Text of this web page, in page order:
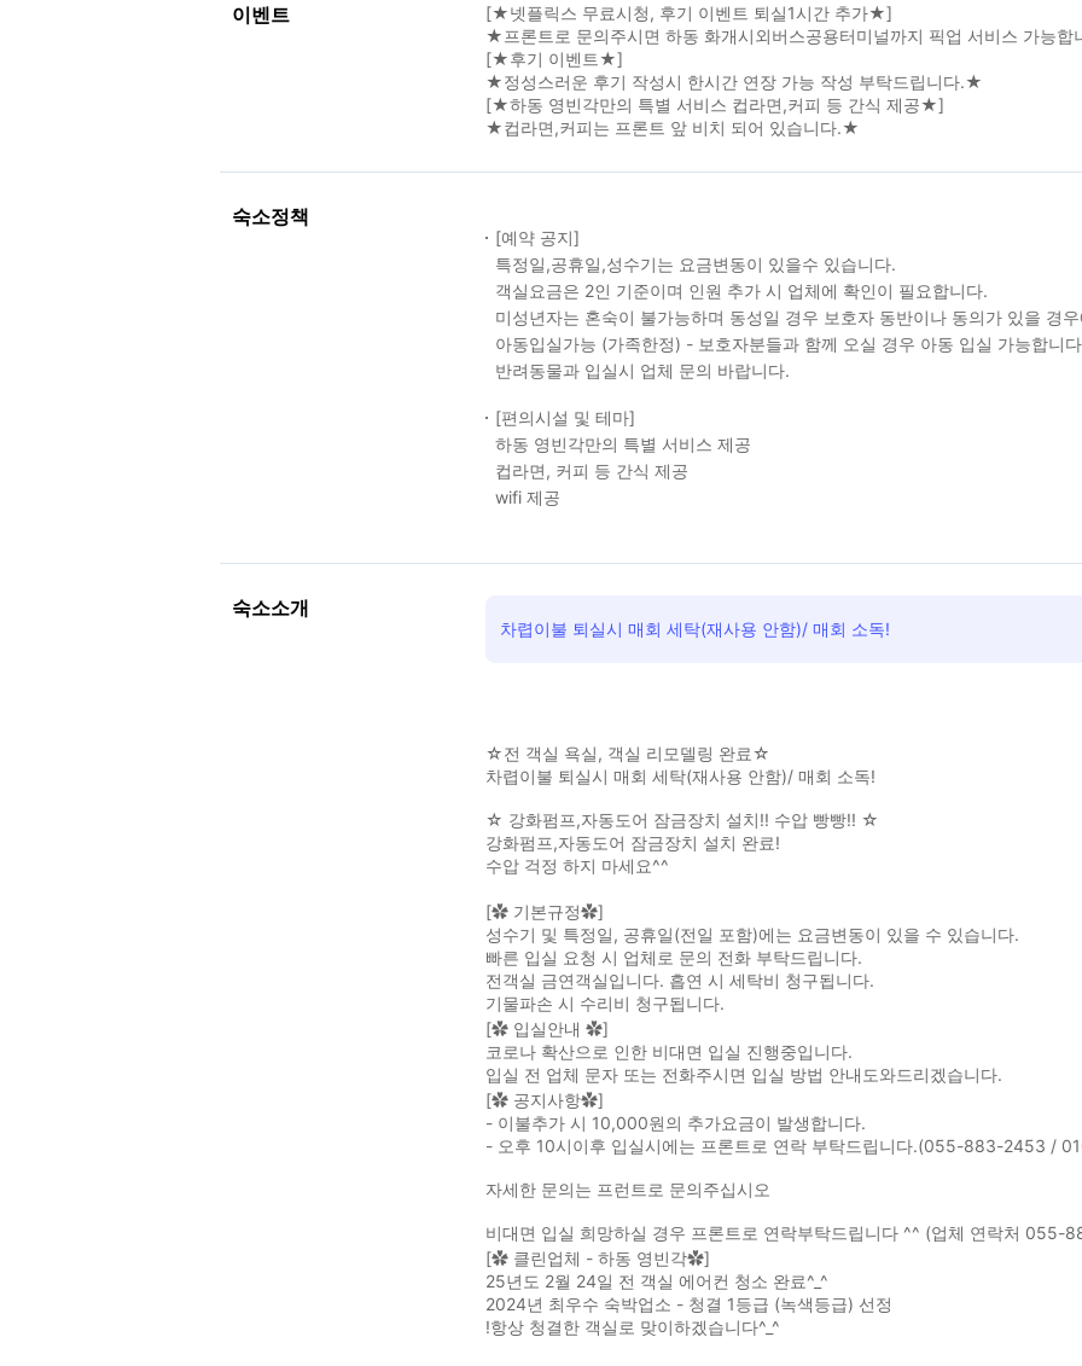
이벤트
[★넷플릭스 무료시청, 후기 이벤트 퇴실1시간 추가★]
★프론트로 문의주시면 하동 화개시외버스공용터미널까지 픽업 서비스 가능
[★후기 이벤트★]
★정성스러운 후기 작성시 한시간 연장 가능 작성 부탁드립니다.★
[★하동 영빈각만의 특별 서비스 컵라면,커피 등 간식 제공★]
★컵라면,커피는 프론트 앞 비치 되어 있습니다.★
숙소정책
[예약 공지]
특정일,공휴일,성수기는 요금변동이 있을수 있습니다.
객실요금은 2인 기준이며 인원 추가 시 업체에 확인이 필요합니다.
미성년자는 혼숙이 불가능하며 동성일 경우 보호자 동반이나 동의가 있을 경
아동입실가능 (가족한정) - 보호자분들과 함께 오실 경우 아동 입실 가능합니
반려동물과 입실시 업체 문의 바랍니다.
[편의시설 및 테마]
하동 영빈각만의 특별 서비스 제공
컵라면, 커피 등 간식 제공
wifi 제공
숙소소개
차렵이불 퇴실시 매회 세탁(재사용 안함)/ 매회 소독!
☆전 객실 욕실, 객실 리모델링 완료☆
차렵이불 퇴실시 매회 세탁(재사용 안함)/ 매회 소독!
☆ 강화펌프,자동도어 잠금장치 설치!! 수압 빵빵!! ☆
강화펌프,자동도어 잠금장치 설치 완료!
수압 걱정 하지 마세요^^
[✿ 기본규정✿]
성수기 및 특정일, 공휴일(전일 포함)에는 요금변동이 있을 수 있습니다.
빠른 입실 요청 시 업체로 문의 전화 부탁드립니다.
전객실 금연객실입니다. 흡연 시 세탁비 청구됩니다.
기물파손 시 수리비 청구됩니다.
[✿ 입실안내 ✿]
코로나 확산으로 인한 비대면 입실 진행중입니다.
입실 전 업체 문자 또는 전화주시면 입실 방법 안내도와드리겠습니다.
[✿ 공지사항✿]
- 이불추가 시 10,000원의 추가요금이 발생합니다.
- 오후 10시이후 입실시에는 프론트로 연락 부탁드립니다.(055-883-2453 /
자세한 문의는 프런트로 문의주십시오
비대면 입실 희망하실 경우 프론트로 연락부탁드립니다 ^^ (업체 연락처 055-
[✿ 클린업체 - 하동 영빈각✿]
25년도 2월 24일 전 객실 에어컨 청소 완료^_^
2024년 최우수 숙박업소 - 청결 1등급 (녹색등급) 선정
!항상 청결한 객실로 맞이하겠습니다^_^